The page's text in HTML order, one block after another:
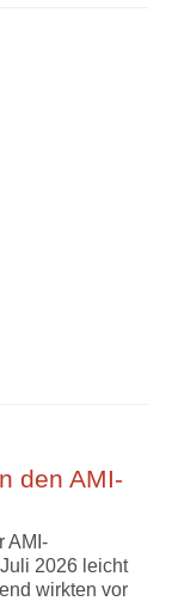
den AMI-
AMI-
2026 leicht
wirkten vor